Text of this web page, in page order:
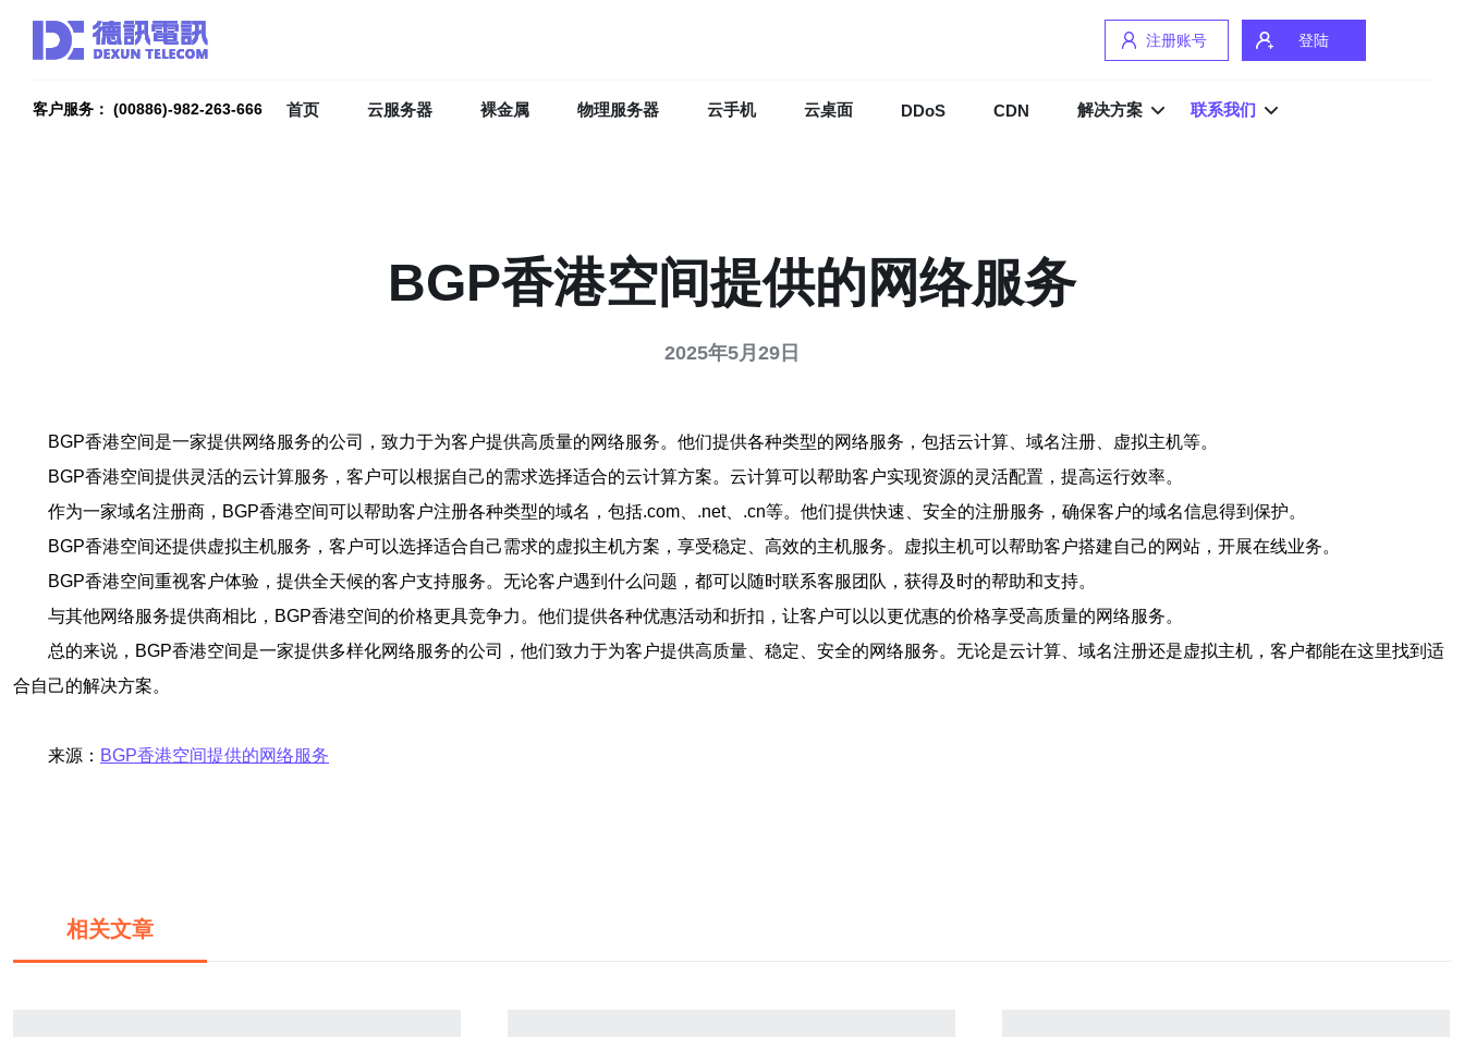
注册账号 登陆
客户服务： (00886)-982-263-666 首页 云服务器 裸金属 物理服务器 云手机 云桌面 DDoS CDN 解决方案 联系我们
BGP香港空间提供的网络服务
2025年5月29日
BGP香港空间是一家提供网络服务的公司，致力于为客户提供高质量的网络服务。他们提供各种类型的网络服务，包括云计算、域名注册、虚拟主机等。
BGP香港空间提供灵活的云计算服务，客户可以根据自己的需求选择适合的云计算方案。云计算可以帮助客户实现资源的灵活配置，提高运行效率。
作为一家域名注册商，BGP香港空间可以帮助客户注册各种类型的域名，包括.com、.net、.cn等。他们提供快速、安全的注册服务，确保客户的域名信息得到保护。
BGP香港空间还提供虚拟主机服务，客户可以选择适合自己需求的虚拟主机方案，享受稳定、高效的主机服务。虚拟主机可以帮助客户搭建自己的网站，开展在线业务。
BGP香港空间重视客户体验，提供全天候的客户支持服务。无论客户遇到什么问题，都可以随时联系客服团队，获得及时的帮助和支持。
与其他网络服务提供商相比，BGP香港空间的价格更具竞争力。他们提供各种优惠活动和折扣，让客户可以以更优惠的价格享受高质量的网络服务。
总的来说，BGP香港空间是一家提供多样化网络服务的公司，他们致力于为客户提供高质量、稳定、安全的网络服务。无论是云计算、域名注册还是虚拟主机，客户都能在这里找到适
合自己的解决方案。
来源： BGP香港空间提供的网络服务
相关文章